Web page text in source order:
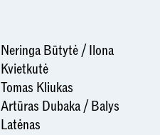
Neringa Būtytė / Ilona
Kvietkutė
Tomas Kliukas
Artūras Dubaka / Balys
Latėnas